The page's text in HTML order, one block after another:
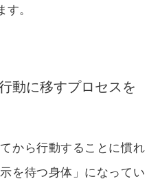
。
動に移すプロセスを
から行動することに慣れ
を待つ身体」になってい